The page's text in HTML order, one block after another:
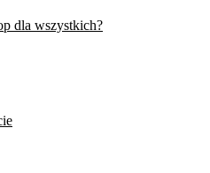
dla wszystkich?